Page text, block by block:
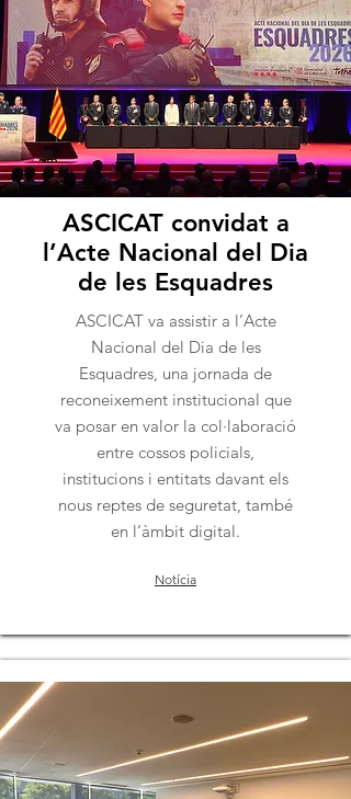
ASCICAT convidat a
l’Acte Nacional del Dia
de les Esquadres
ASCICAT va assistir a l’Acte
Nacional del Dia de les
Esquadres, una jornada de
reconeixement institucional que
va posar en valor la col·laboració
entre cossos policials,
institucions i entitats davant els
nous reptes de seguretat, també
en l’àmbit digital.
Notícia